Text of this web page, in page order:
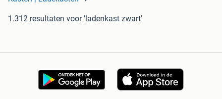
1.312 resultaten voor 'ladenkast zwart'